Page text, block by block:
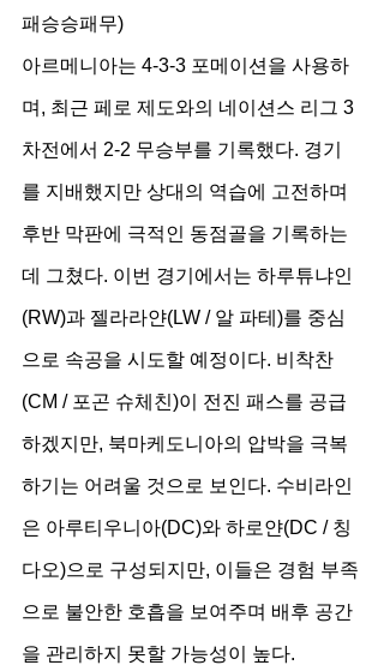
패승승패무)
아르메니아는 4-3-3 포메이션을 사용하
며, 최근 페로 제도와의 네이션스 리그 3
차전에서 2-2 무승부를 기록했다. 경기
를 지배했지만 상대의 역습에 고전하며
후반 막판에 극적인 동점골을 기록하는
데 그쳤다. 이번 경기에서는 하루튜냐인
(RW)과 젤라라얀(LW / 알 파테)를 중심
으로 속공을 시도할 예정이다. 비착찬
(CM / 포곤 슈체친)이 전진 패스를 공급
하겠지만, 북마케도니아의 압박을 극복
하기는 어려울 것으로 보인다. 수비라인
은 아루티우니아(DC)와 하로얀(DC / 칭
다오)으로 구성되지만, 이들은 경험 부족
으로 불안한 호흡을 보여주며 배후 공간
을 관리하지 못할 가능성이 높다.